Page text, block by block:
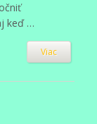
keď …
Viac